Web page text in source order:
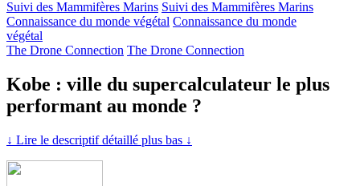
Suivi des Mammifères Marins Suivi des Mammifères Marins
Connaissance du monde végétal Connaissance du monde
végétal
The Drone Connection The Drone Connection
Kobe : ville du supercalculateur le plus
performant au monde ?
↓ Lire le descriptif détaillé plus bas ↓